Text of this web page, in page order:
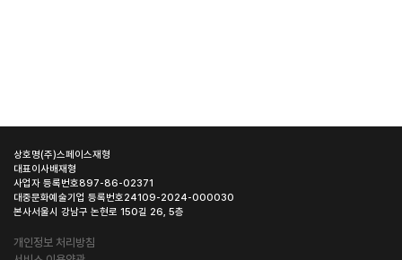
상호명(주)스페이스재형
대표이사배재형
사업자 등록번호897-86-02371
대중문화예술기업 등록번호24109-2024-000030
본사서울시 강남구 논현로 150길 26, 5층
개인정보 처리방침